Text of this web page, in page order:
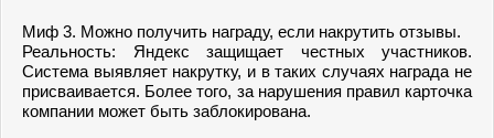
Миф 3. Можно получить награду, если накрутить отзывы.
Реальность: Яндекс защищает честных участников.
Система выявляет накрутку, и в таких случаях награда не
присваивается. Более того, за нарушения правил карточка
компании может быть заблокирована.